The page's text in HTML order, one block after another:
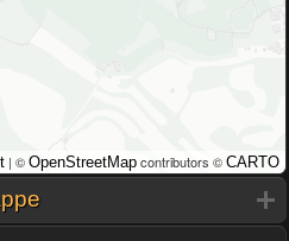
| © OpenStreetMap contributors © CARTO